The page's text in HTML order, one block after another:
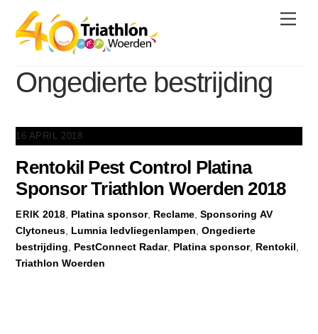
content
Ongedierte bestrijding
16 APRIL 2018
Rentokil Pest Control Platina
Sponsor Triathlon Woerden 2018
ERIK 2018, Platina sponsor, Reclame, Sponsoring AV
Clytoneus, Lumnia ledvliegenlampen,Ongedierte
bestrijding, PestConnect Radar, Platina sponsor, Rentokil,
Triathlon Woerden